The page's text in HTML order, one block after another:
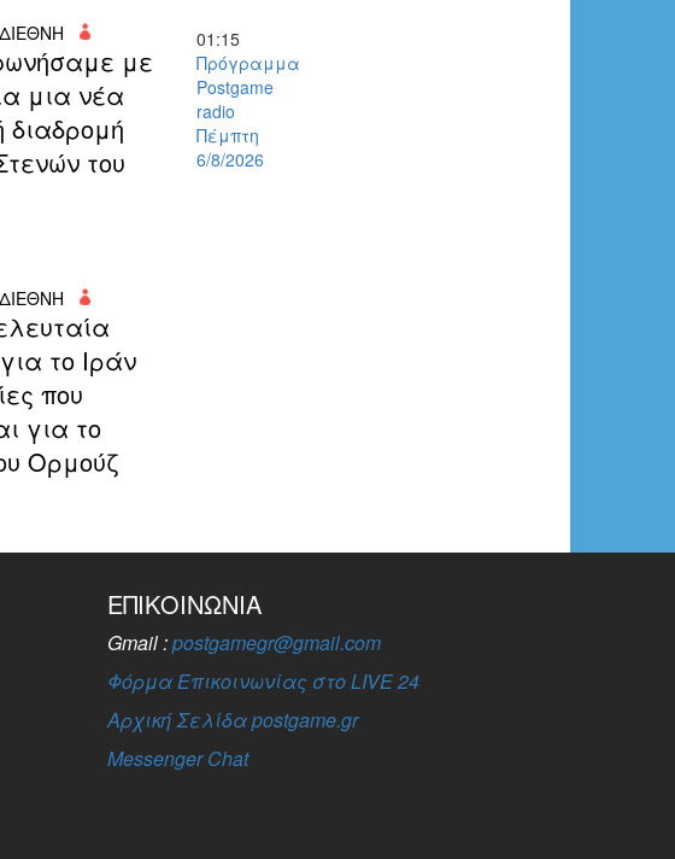
ΔΙΕΘΝΗ
με
μια νέα
διαδρομή
του
ΔΙΕΘΝΗ
το Ιράν
που
για το
Ορμούζ
01:15
Πρόγραμμα
Postgame
radio
Πέμπτη
6/8/2026
ΕΠΙΚΟΙΝΩΝΊΑ
Gmail :postgamegr@gmail.com
Φόρμα Επικοινωνίας στο LIVE 24
Αρχική Σελίδα postgame.gr
Messenger Chat